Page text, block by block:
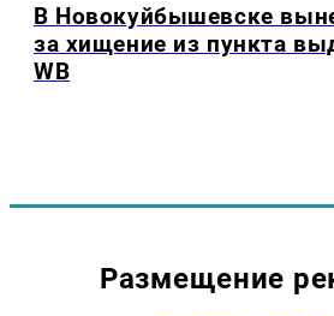
В Новокуйбышевске
за хищение из пункта
WB
Размещение